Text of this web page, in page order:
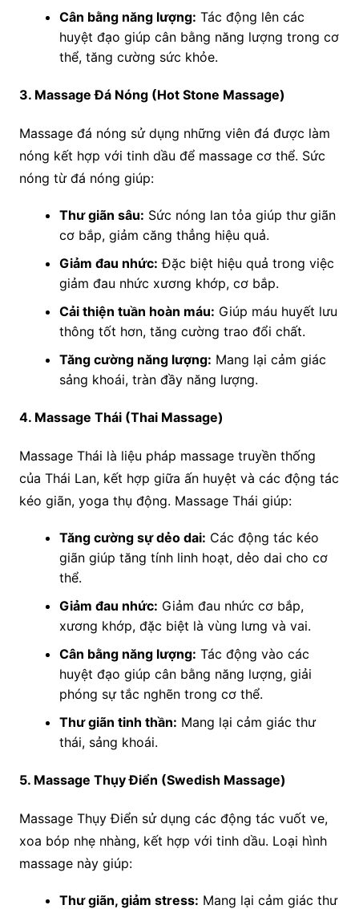
Cân bằng năng lượng: Tác động lên các
huyệt đạo giúp cân bằng năng lượng trong cơ
thể, tăng cường sức khỏe.
3. Massage Đá Nóng (Hot Stone Massage)
Massage đá nóng sử dụng những viên đá được làm
nóng kết hợp với tinh dầu để massage cơ thể. Sức
nóng từ đá nóng giúp:
Thư giãn sâu: Sức nóng lan tỏa giúp thư giãn
cơ bắp, giảm căng thẳng hiệu quả.
Giảm đau nhức: Đặc biệt hiệu quả trong việc
giảm đau nhức xương khớp, cơ bắp.
Cải thiện tuần hoàn máu: Giúp máu huyết lưu
thông tốt hơn, tăng cường trao đổi chất.
Tăng cường năng lượng: Mang lại cảm giác
sảng khoái, tràn đầy năng lượng.
4. Massage Thái (Thai Massage)
Massage Thái là liệu pháp massage truyền thống
của Thái Lan, kết hợp giữa ấn huyệt và các động tác
kéo giãn, yoga thụ động. Massage Thái giúp:
Tăng cường sự dẻo dai: Các động tác kéo
giãn giúp tăng tính linh hoạt, dẻo dai cho cơ
thể.
Giảm đau nhức: Giảm đau nhức cơ bắp,
xương khớp, đặc biệt là vùng lưng và vai.
Cân bằng năng lượng: Tác động vào các
huyệt đạo giúp cân bằng năng lượng, giải
phóng sự tắc nghẽn trong cơ thể.
Thư giãn tinh thần: Mang lại cảm giác thư
thái, sảng khoái.
5. Massage Thụy Điển (Swedish Massage)
Massage Thụy Điển sử dụng các động tác vuốt ve,
xoa bóp nhẹ nhàng, kết hợp với tinh dầu. Loại hình
massage này giúp:
Thư giãn, giảm stress: Mang lại cảm giác thư